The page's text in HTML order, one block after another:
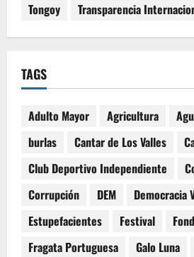
Tongoy
Transparencia
TAGS
Adulto Mayor Agricultura
burlas
Cantar de Los Valles
Club Deportivo Independiente
Corrupción
DEM Democracia
Estupefacientes
Festival
Fragata Portuguesa
Galo Luna